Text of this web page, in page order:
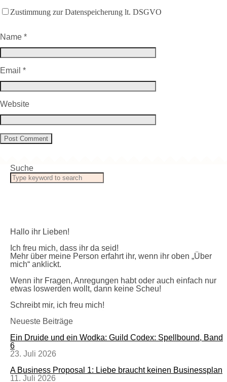
Zustimmung zur Datenspeicherung lt. DSGVO
Name *
Email *
Website
Suche
Hallo ihr Lieben!
Ich freu mich, dass ihr da seid!
Mehr über meine Person erfahrt ihr, wenn ihr oben „Über
mich“ anklickt.
Wenn ihr Fragen, Anregungen habt oder auch einfach nur
etwas loswerden wollt, dann keine Scheu!
Schreibt mir, ich freu mich!
Neueste Beiträge
Ein Druide und ein Wodka: Guild Codex: Spellbound, Band
6
23. Juli 2026
A Business Proposal 1: Liebe braucht keinen Businessplan
11. Juli 2026